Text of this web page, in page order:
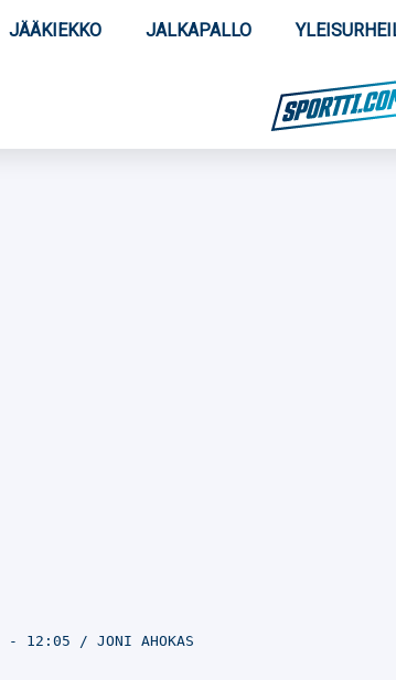
JÄÄKIEKKO JALKAPALLO
- 12:05 JONI AHOKAS